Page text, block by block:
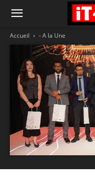
Accueil - A la Une